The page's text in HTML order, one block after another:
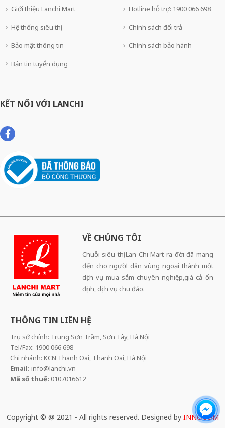
Giới thiệu Lanchi Mart
Hệ thống siêu thị
Bảo mật thông tin
Bản tin tuyển dụng
Hotline hỗ trợ: 1900 066 698
Chính sách đổi trả
Chính sách bảo hành
KẾT NỐI VỚI LANCHI
VỀ CHÚNG TÔI
Chuỗi siêu thị Lan Chi Mart ra đời đã mang
đến cho người dân vùng ngoại thành một
dịch vụ mua sắm chuyên nghiệp,giá cả ổn
định, dịch vụ chu đáo.
THÔNG TIN LIÊN HỆ
Trụ sở chính: Trung Sơn Trầm, Sơn Tây, Hà Nội
Tel/Fax: 1900 066 698
Chi nhánh: KCN Thanh Oai, Thanh Oai, Hà Nội
Email: info@lanchi.vn
Mã số thuế: 0107016612
Copyright © @ 2021 - All rights reserved. Designed by INNOCOM